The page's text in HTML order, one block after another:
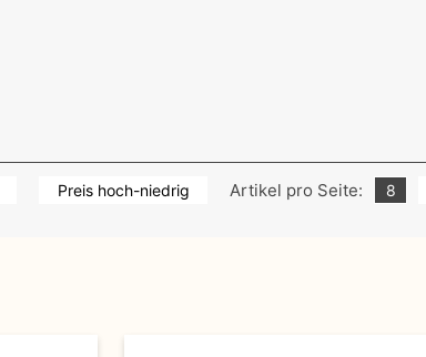
Preis hoch-niedrig Artikel pro Seite: 8